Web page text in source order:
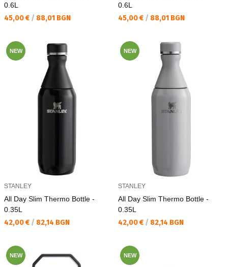
0.6L
Текуща цена:
45,00 € / 88,01 BGN
0.6L
Текуща цена:
45,00 € / 88,01 BGN
NEW
STANLEY
All Day Slim Thermo Bottle -
0.35L
Текуща цена:
42,00 € / 82,14 BGN
NEW
STANLEY
All Day Slim Thermo Bottle -
0.35L
Текуща цена:
42,00 € / 82,14 BGN
NEW NEW